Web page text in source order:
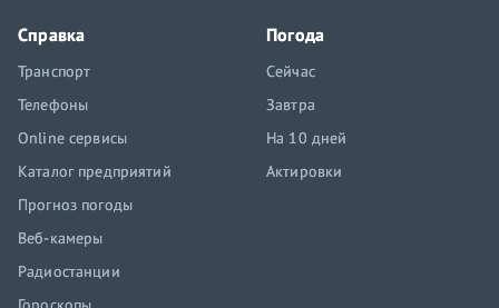
Справка
Транспорт
Телефоны
Online сервисы
Каталог предприятий
Прогноз погоды
Веб-камеры
Радиостанции
Погода
Сейчас
Завтра
На 10 дней
Актировки